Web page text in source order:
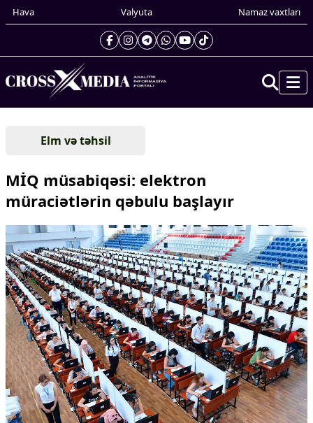
Hava Valyuta Namaz vaxtları
Gündəm
Xarici xəbərlər
Cənubi Qafqaz
Yaxın Şərq
Avropa
Amerika
Asiya
Afrika
Çarpaz baxış
Təhlil
Siyasi
Geosiyasi
İqtisadi
Sosioloji
Elm və təhsil
MİQ müsabiqəsi: elektron
müraciətlərin qəbulu başlayır